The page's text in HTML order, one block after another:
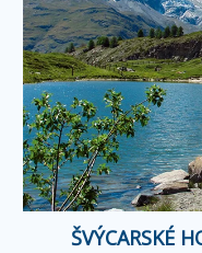
ŠVÝCARSKÉ